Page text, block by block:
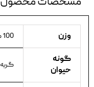
وزن 100 گرم
گونه
حیوان
گربه